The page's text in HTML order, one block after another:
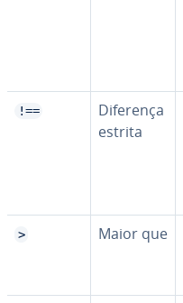
!==
Diferença
estrita
> Maior que